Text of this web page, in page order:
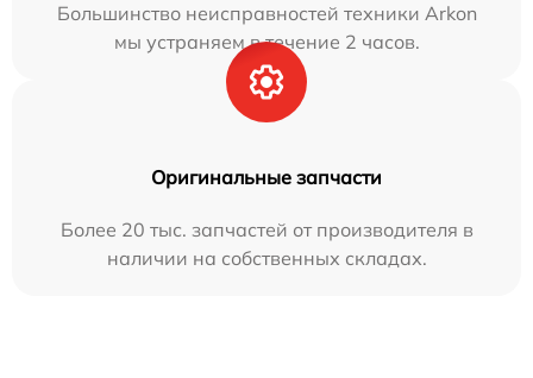
Большинство неисправностей техники Arkon
мы устраняем в течение 2 часов.
Оригинальные запчасти
Более 20 тыс. запчастей от производителя в
наличии на собственных складах.